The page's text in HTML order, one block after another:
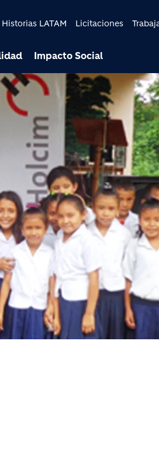
Historias LATAM Licitaciones
Impacto Social